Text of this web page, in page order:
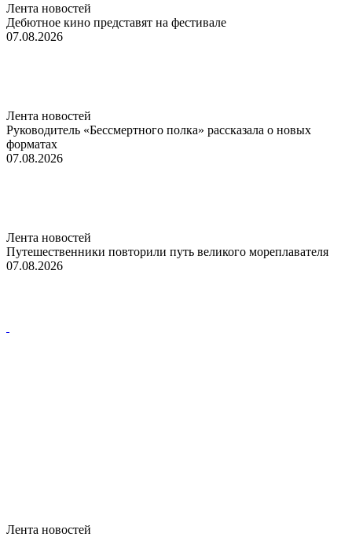
Лента новостей
Дебютное кино представят на фестивале
07.08.2026
Лента новостей
Руководитель «Бессмертного полка» рассказала о новых
форматах
07.08.2026
Лента новостей
Путешественники повторили путь великого мореплавателя
07.08.2026
Лента новостей